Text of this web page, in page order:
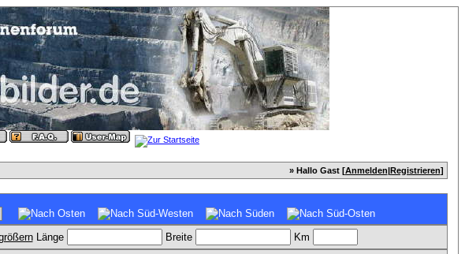
» Hallo Gast [Anmelden|Registrieren]
Länge Breite Km